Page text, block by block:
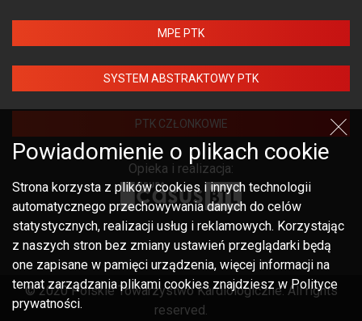
MPE PTK
SYSTEM ABSTRAKTOWY PTK
PTK CZŁONKOWIE
Opieka i realizacja:
© 2020 Polskie Towarzystwo Kardiologiczne. All rights
reserved.
Powiadomienie o plikach cookie
Strona korzysta z plików cookies i innych technologii
automatycznego przechowywania danych do celów
statystycznych, realizacji usług i reklamowych. Korzystając
z naszych stron bez zmiany ustawień przeglądarki będą
one zapisane w pamięci urządzenia, więcej informacji na
temat zarządzania plikami cookies znajdziesz w Polityce
prywatności.